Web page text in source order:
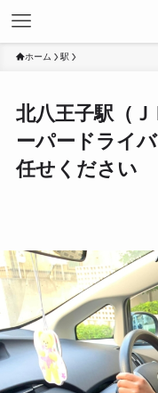
ホーム 駅
北八王子駅（
ーパードライ
任せください